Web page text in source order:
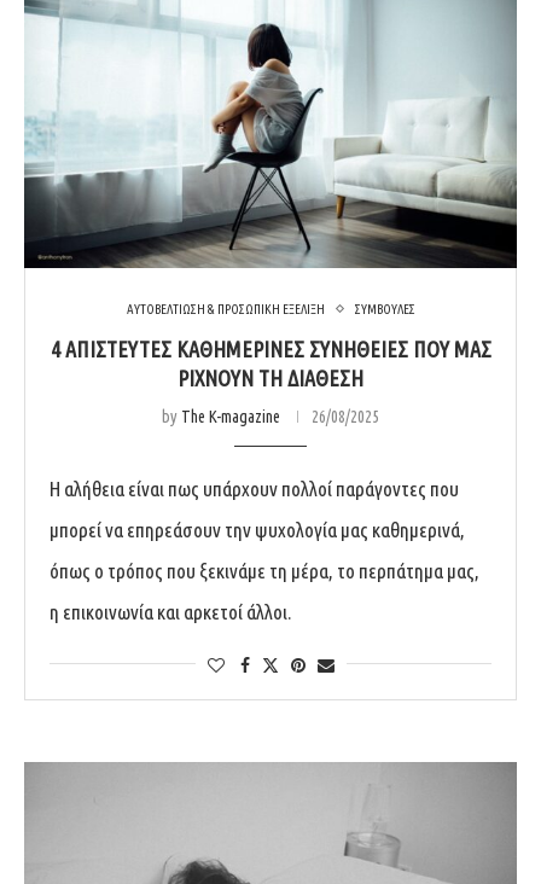
ΑΥΤΟΒΕΛΤΙΩΣΗ & ΠΡΟΣΩΠΙΚΗ ΕΞΕΛΙΞΗ ΣΥΜΒΟΥΛΕΣ
4 ΑΠΊΣΤΕΥΤΕΣ ΚΑΘΗΜΕΡΙΝΈΣ ΣΥΝΉΘΕΙΕΣ ΠΟΥ ΜΑΣ
ΡΊΧΝΟΥΝ ΤΗ ΔΙΆΘΕΣΗ
by The K-magazine 26/08/2025
Η αλήθεια είναι πως υπάρχουν πολλοί παράγοντες που
μπορεί να επηρεάσουν την ψυχολογία μας καθημερινά,
όπως ο τρόπος που ξεκινάμε τη μέρα, το περπάτημα μας,
η επικοινωνία και αρκετοί άλλοι.